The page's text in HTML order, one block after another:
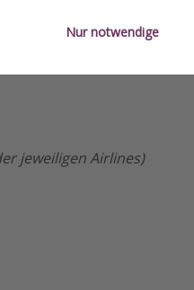
jeweiligen Airlines)
Nur notwendige